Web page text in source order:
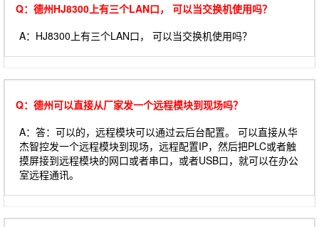
Q：德州HJ8300上有三个LAN口， 可以当交换机使用吗？
A：HJ8300上有三个LAN口， 可以当交换机使用吗？
Q：德州可以直接从厂家发一个远程模块到现场吗？
A：答：可以的，远程模块可以通过云后台配置。 可以直接从华
杰智控发一个远程模块到现场，远程配置IP，然后把PLC或者触
摸屏接到远程模块的网口或者串口，或者USB口，就可以在办公
室远程通讯。